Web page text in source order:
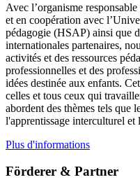
Avec l’organisme
et en coopération avec
pédagogie (HSAP) ainsi que
internationales partenaires,
activités et des ressources
professionnelles et des
idées destinée aux enfants.
celles et tous ceux qui
abordent des thèmes tels que
l'apprentissage interculturel et
Plus d'informations
Förderer & Partner